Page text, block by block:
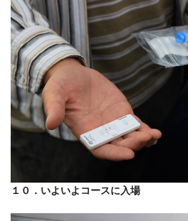
１０．いよいよコースに入場